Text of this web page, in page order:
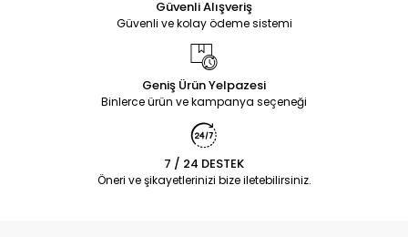
Güvenli Alışveriş
Güvenli ve kolay ödeme sistemi
Geniş Ürün Yelpazesi
Binlerce ürün ve kampanya seçeneği
7 / 24 DESTEK
Öneri ve şikayetlerinizi bize iletebilirsiniz.